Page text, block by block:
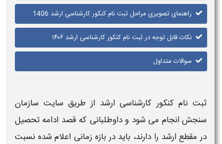
راهنمای تصویری مراحل ثبت نام کنکور کارشناسی ارشد 1406
نکات قابل توجه در ثبت نام کنکور کارشناسی ارشد ۱۴۰۶
سوالات متداول
ثبت نام کنکور کارشناسی ارشد از طریق سایت سازمان
سنجش انجام می‌ شود و داوطلبانی که قصد ادامه تحصیل
در مقطعارشد را دارند، باید در بازه زمانی اعلام‌ شده نسبت